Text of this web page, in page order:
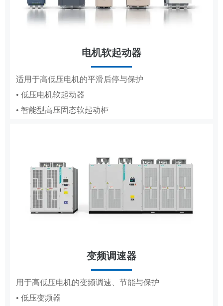
电机软起动器
适用于高低压电机的平滑后停与保护
• 低压电机软起动器
• 智能型高压固态软起动柜
变频调速器
用于高低压电机的变频调速、节能与保护
• 低压变频器
成套电器
高低压成套配电柜体，适配工厂、电网、新能源多场
景配电
• 低压成套
传动控制
覆盖造纸、复卷、轧钢全场景传动控制系统
• 造纸机传动控制系统
• 复卷机传动控制系统
DCS
适配纸浆造纸、水利工程的集散控制系统
集装箱式储能系统
标准化集成储能，适配大型电站储能场景
分布式储能，满足企业峰谷节电需求